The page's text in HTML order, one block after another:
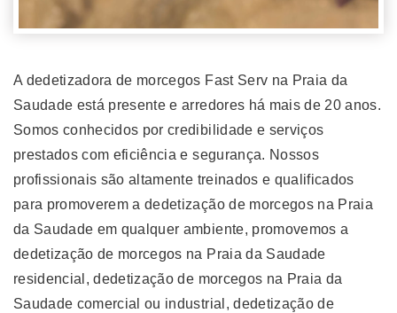
A dedetizadora de morcegos Fast Serv na Praia da
Saudade está presente e arredores há mais de 20 anos.
Somos conhecidos por credibilidade e serviços
prestados com eficiência e segurança. Nossos
profissionais são altamente treinados e qualificados
para promoverem a dedetização de morcegos na Praia
da Saudade em qualquer ambiente, promovemos a
dedetização de morcegos na Praia da Saudade
residencial, dedetização de morcegos na Praia da
Saudade comercial ou industrial, dedetização de